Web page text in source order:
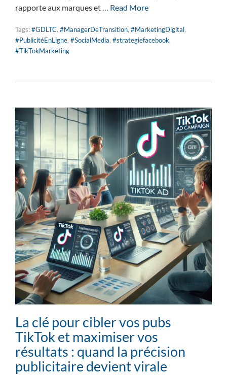
rapporte aux marques et … Read More
Tags:#GDLTC, #ManagerDeTransition, #MarketingDigital,
#PublicitéEnLigne, #SocialMedia, #strategiefacebook,
#TikTokMarketing
La clé pour cibler vos pubs
TikTok et maximiser vos
résultats : quand la précision
publicitaire devient virale